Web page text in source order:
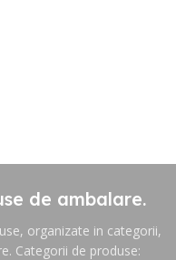
de ambalare.
organizate in categorii,
Categorii de produse: